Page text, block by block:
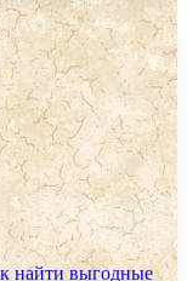
найти выгодные